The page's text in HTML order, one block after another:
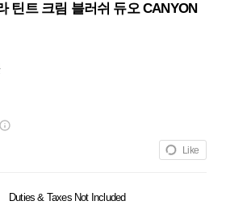
틴트 크림 블러쉬 듀오 CANYON
Like
Duties & Taxes Not Included